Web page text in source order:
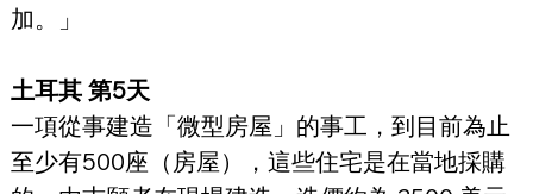
加。」
土耳其 第5天
一項從事建造「微型房屋」的事工，到目前為止
至少有500座（房屋），這些住宅是在當地採購